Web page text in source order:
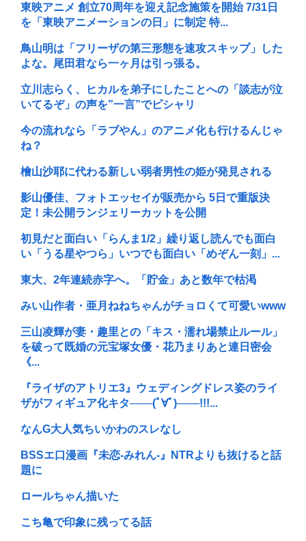
東映アニメ 創立70周年を迎え記念施策を開始 7/31日
を「東映アニメーションの日」に制定 特...
鳥山明は「フリーザの第三形態を速攻スキップ」した
よな。尾田君なら一ヶ月は引っ張る。
立川志らく、ヒカルを弟子にしたことへの「談志が泣
いてるぞ」の声を”一言”でピシャリ
今の流れなら「ラブやん」のアニメ化も行けるんじゃ
ね？
檜山沙耶に代わる新しい弱者男性の姫が発見される
影山優佳、フォトエッセイが販売から 5日で重版決
定！未公開ランジェリーカットを公開
初見だと面白い「らんま1/2」繰り返し読んでも面白
い「うる星やつら」いつでも面白い「めぞん一刻」...
東大、2年連続赤字へ。「貯金」あと数年で枯渇
みい山作者・亜月ねねちゃんがチョロくて可愛いwww
三山凌輝が妻・趣里との「キス・濡れ場禁止ルール」
を破って既婚の元宝塚女優・花乃まりあと連日密会
《...
『ライザのアトリエ3』ウェディングドレス姿のライ
ザがフィギュア化キタ───(ﾟ∀ﾟ)───!!!...
なんG大人気ちいかわのスレなし
BSSエ口漫画『未恋-みれん-』NTRよりも抜けると話
題に
ロールちゃん描いた
こち亀で印象に残ってる話